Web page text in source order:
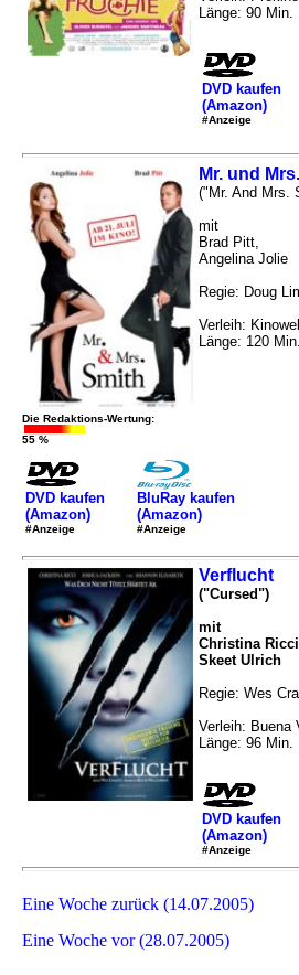
Länge: 90 Min.
DVD kaufen
(Amazon)
#Anzeige
Mr. und
("Mr. And Mrs.
mit
Brad Pitt,
Angelina Jolie
Regie: Doug
Verleih:
Länge: 120 Min.
Die Redaktions-Wertung:
55 %
DVD kaufen
(Amazon)
#Anzeige
BluRay kaufen
(Amazon)
#Anzeige
Verflucht
("Cursed")
mit
Christina
Skeet Ulrich
Regie: Wes
Verleih: Buena
Länge: 96 Min.
DVD kaufen
(Amazon)
#Anzeige
Eine Woche zurück (14.07.2005)
Eine Woche vor (28.07.2005)